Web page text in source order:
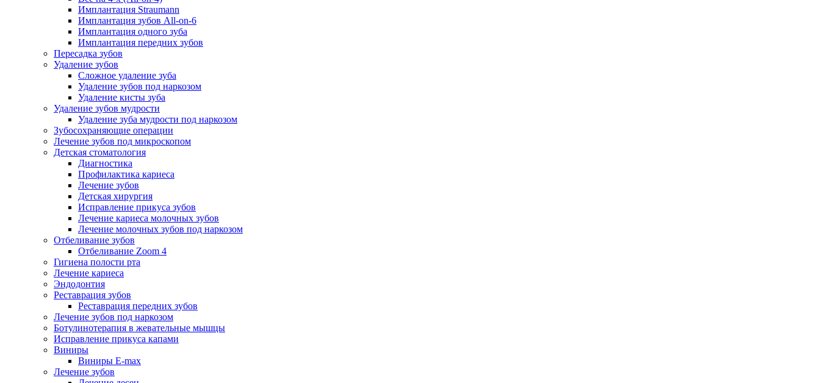
Имплантация Straumann
Имплантация зубов All-on-6
Имплантация одного зуба
Имплантация передних зубов
Пересадка зубов
Удаление зубов
Сложное удаление зуба
Удаление зубов под наркозом
Удаление кисты зуба
Удаление зубов мудрости
Удаление зуба мудрости под наркозом
Зубосохраняющие операции
Лечение зубов под микроскопом
Детская стоматология
Диагностика
Профилактика кариеса
Лечение зубов
Детская хирургия
Исправление прикуса зубов
Лечение кариеса молочных зубов
Лечение молочных зубов под наркозом
Отбеливание зубов
Отбеливание Zoom 4
Гигиена полости рта
Лечение кариеса
Эндодонтия
Реставрация зубов
Реставрация передних зубов
Лечение зубов под наркозом
Ботулинотерапия в жевательные мышцы
Исправление прикуса капами
Виниры
Виниры E-max
Лечение зубов